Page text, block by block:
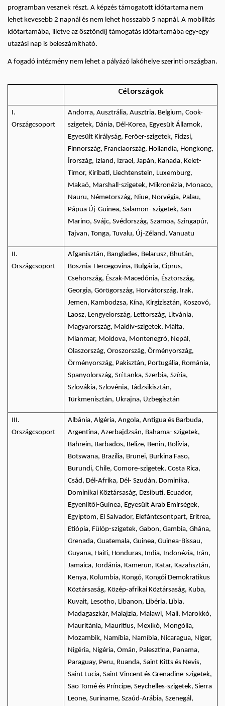
programban vesznek részt. A képzés támogatott időtartama nem
lehet kevesebb 2 napnál és nem lehet hosszabb 5 napnál. A mobilitás
időtartamába, illetve az ösztöndíj támogatás időtartamába egy-egy
utazási nap is beleszámítható.
A fogadó intézmény nem lehet a pályázó lakóhelye szerinti országban.
Célországok
I.
Országcsoport
Andorra, Ausztrália, Ausztria, Belgium, Cook-
szigetek, Dánia, Dél-Korea, Egyesült Államok,
Egyesült Királyság, Feröer-szigetek, Fidzsi,
Finnország, Franciaország, Hollandia, Hongkong,
Írország, Izland, Izrael, Japán, Kanada, Kelet-
Timor, Kiribati, Liechtenstein, Luxemburg,
Makaó, Marshall-szigetek, Mikronézia, Monaco,
Nauru, Németország, Niue, Norvégia, Palau,
Pápua Új-Guinea, Salamon- szigetek, San
Marino, Svájc, Svédország, Szamoa, Szingapúr,
Tajvan, Tonga, Tuvalu, Új-Zéland, Vanuatu
II.
Országcsoport
Afganisztán, Banglades, Belarusz, Bhután,
Bosznia-Hercegovina, Bulgária, Ciprus,
Csehország, Észak-Macedónia, Észtország,
Georgia, Görögország, Horvátország, Irak,
Jemen, Kambodzsa, Kína, Kirgizisztán, Koszovó,
Laosz, Lengyelország, Lettország, Litvánia,
Magyarország, Maldív-szigetek, Málta,
Mianmar, Moldova, Montenegró, Nepál,
Olaszország, Oroszország, Örményország,
Örményország, Pakisztán, Portugália, Románia,
Spanyolország, Srí Lanka, Szerbia, Szíria,
Szlovákia, Szlovénia, Tádzsikisztán,
Türkmenisztán, Ukrajna, Üzbegisztán
III.
Országcsoport
Albánia, Algéria, Angola, Antigua és Barbuda,
Argentína, Azerbajdzsán, Bahama- szigetek,
Bahrein, Barbados, Belize, Benin, Bolívia,
Botswana, Brazília, Brunei, Burkina Faso,
Burundi, Chile, Comore-szigetek, Costa Rica,
Csád, Dél-Afrika, Dél- Szudán, Dominika,
Dominikai Köztársaság, Dzsibuti, Ecuador,
Egyenlítői-Guinea, Egyesült Arab Emírségek,
Egyiptom, El Salvador, Elefántcsontpart, Eritrea,
Etiópia, Fülöp-szigetek, Gabon, Gambia, Ghána,
Grenada, Guatemala, Guinea, Guinea-Bissau,
Guyana, Haiti, Honduras, India, Indonézia, Irán,
Jamaica, Jordánia, Kamerun, Katar, Kazahsztán,
Kenya, Kolumbia, Kongó, Kongói Demokratikus
Köztársaság, Közép-afrikai Köztársaság, Kuba,
Kuvait, Lesotho, Libanon, Libéria, Líbia,
Madagaszkár, Malajzia, Malawi, Mali, Marokkó,
Mauritánia, Mauritius, Mexikó, Mongólia,
Mozambik, Namíbia, Namíbia, Nicaragua, Niger,
Nigéria, Nigéria, Omán, Palesztina, Panama,
Paraguay, Peru, Ruanda, Saint Kitts és Nevis,
Saint Lucia, Saint Vincent és Grenadine-szigetek,
São Tomé és Príncipe, Seychelles-szigetek, Sierra
Leone, Suriname, Szaúd-Arábia, Szenegál,